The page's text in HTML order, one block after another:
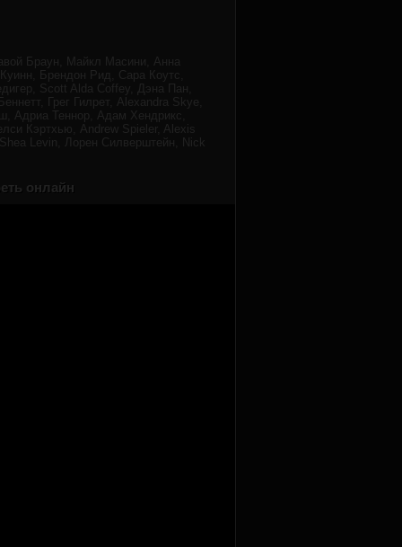
Браун, Майкл Масини, Анна
Брендон Рид, Сара Коутс,
Scott Alda Coffey, Дэна Пан,
Грег Гилрет, Alexandra Skye,
Адриа Теннор, Адам Хендрикс,
Кэртхью, Andrew Spieler, Alexis
Levin, Лорен Силверштейн, Nick
онлайн